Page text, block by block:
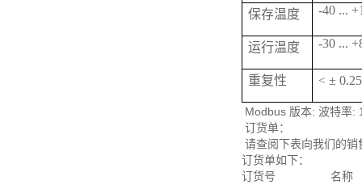
保存温度 -40 ...
运行温度 -30 ...
重复性 < ±
Modbus 版本: 波特率:
订货单：
请查阅下表向我们的销
订货单如下：
订货号 名称